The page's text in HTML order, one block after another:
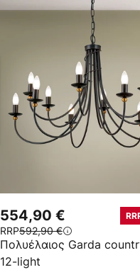
Πολυέλαιος Garda
12-light
554,90 €
RRP592,90 €